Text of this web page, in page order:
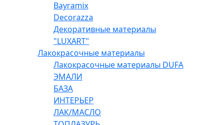
Bayramix
Decorazza
Декоративные материалы
"LUXART"
Лакокрасочные материалы
Лакокрасочные материалы DUFA
ЭМАЛИ
БАЗА
ИНТЕРЬЕР
ЛАК/МАСЛО